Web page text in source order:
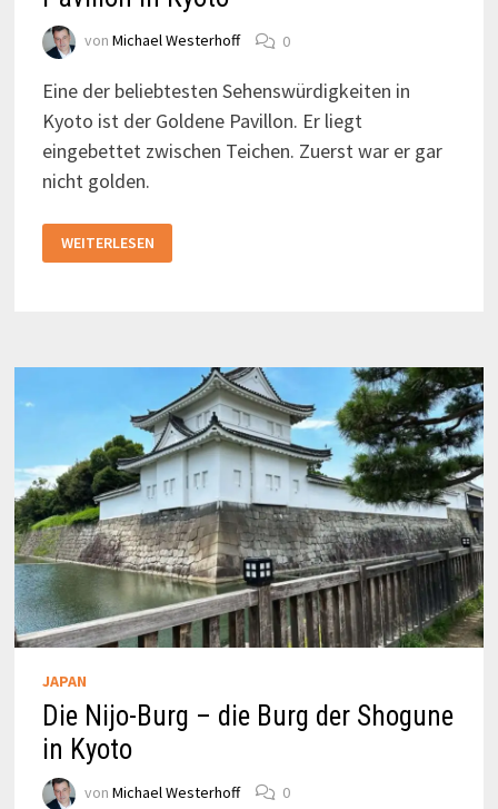
von Michael Westerhoff 0
Eine der beliebtesten Sehenswürdigkeiten in
Kyoto ist der Goldene Pavillon. Er liegt
eingebettet zwischen Teichen. Zuerst war er gar
nicht golden.
ATTRAKTION:
DER
WEITERLESEN
JAPAN
Die Nijo-Burg – die Burg der Shogune
in Kyoto
von Michael Westerhoff 0